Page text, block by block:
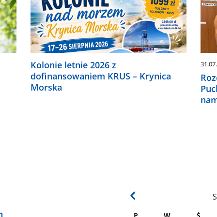
Kolonie letnie 2026 z
dofinansowaniem KRUS – Krynica
Morska